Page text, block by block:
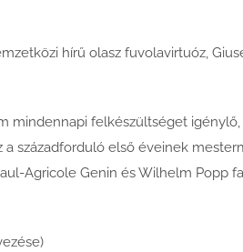
hírű olasz fuvolavirtuóz,
mindennapi felkészültséget
századforduló első éveinek
Agricole Genin és Wilhelm Popp